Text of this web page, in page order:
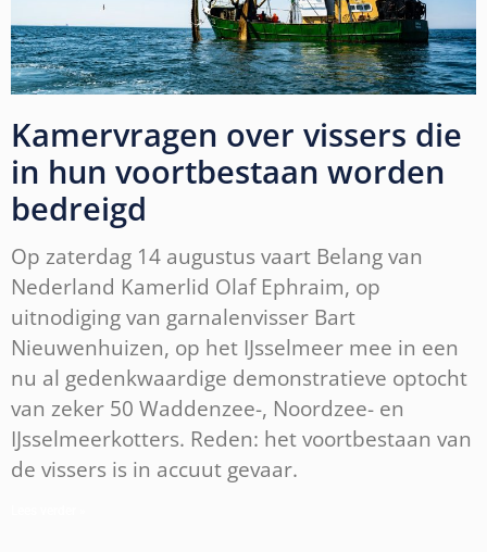
Kamervragen over vissers die
in hun voortbestaan worden
bedreigd
Op zaterdag 14 augustus vaart Belang van
Nederland Kamerlid Olaf Ephraim, op
uitnodiging van garnalenvisser Bart
Nieuwenhuizen, op het IJsselmeer mee in een
nu al gedenkwaardige demonstratieve optocht
van zeker 50 Waddenzee-, Noordzee- en
IJsselmeerkotters. Reden: het voortbestaan van
de vissers is in accuut gevaar.